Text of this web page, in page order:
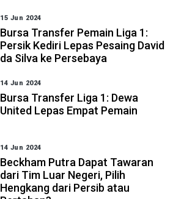
15 Jun 2024
Bursa Transfer Pemain Liga 1:
Persik Kediri Lepas Pesaing David
da Silva ke Persebaya
14 Jun 2024
Bursa Transfer Liga 1: Dewa
United Lepas Empat Pemain
14 Jun 2024
Beckham Putra Dapat Tawaran
dari Tim Luar Negeri, Pilih
Hengkang dari Persib atau